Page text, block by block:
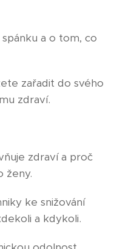
a o tom, co
zařadit do svého
zdraví.
zdraví a proč
ženy.
ke snižování
a kdykoli.